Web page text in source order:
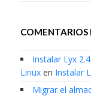
COMENTARIOS
Instalar Lyx
Linuxen Instalar
Migrar el